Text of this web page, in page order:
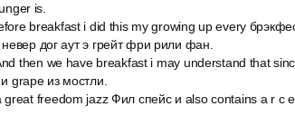
is.
breakfast i did this my growing up every
дог аут э грейт фри рили фан.
then we have breakfast i may understand that
grape из мостли.
great freedom jazz Фил спейс и also contains a r c